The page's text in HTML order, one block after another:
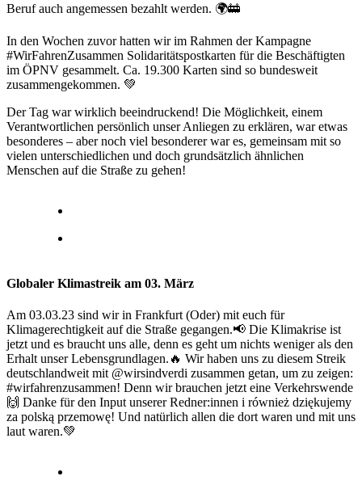
Beruf auch angemessen bezahlt werden. 🌍🚋
In den Wochen zuvor hatten wir im Rahmen der Kampagne
#WirFahrenZusammen Solidaritätspostkarten für die Beschäftigten
im ÖPNV gesammelt. Ca. 19.300 Karten sind so bundesweit
zusammengekommen. 💚
Der Tag war wirklich beeindruckend! Die Möglichkeit, einem
Verantwortlichen persönlich unser Anliegen zu erklären, war etwas
besonderes – aber noch viel besonderer war es, gemeinsam mit so
vielen unterschiedlichen und doch grundsätzlich ähnlichen
Menschen auf die Straße zu gehen!
Globaler Klimastreik am 03. März
Am 03.03.23 sind wir in Frankfurt (Oder) mit euch für
Klimagerechtigkeit auf die Straße gegangen.📢 Die Klimakrise ist
jetzt und es braucht uns alle, denn es geht um nichts weniger als den
Erhalt unser Lebensgrundlagen.🔥 Wir haben uns zu diesem Streik
deutschlandweit mit @wirsindverdi zusammen getan, um zu zeigen:
#wirfahrenzusammen! Denn wir brauchen jetzt eine Verkehrswende
🙌 Danke für den Input unserer Redner:innen i również dziękujemy
za polską przemowę! Und natürlich allen die dort waren und mit uns
laut waren.💚